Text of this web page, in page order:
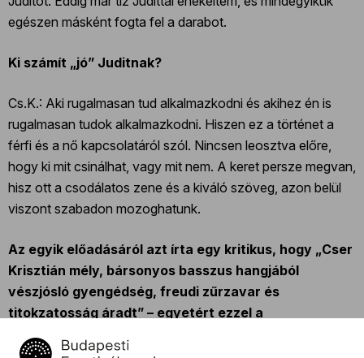
egészen másként fogta fel a darabot.
Ki számít „jó” Juditnak?
Cs.K.: Aki rugalmasan tud alkalmazkodni és akihez én is
rugalmasan tudok alkalmazkodni. Hiszen ez a történet a
férfi és a nő kapcsolatáról szól. Nincsen leosztva előre,
hogy ki mit csinálhat, vagy mit nem. A keret persze megvan,
hisz ott a csodálatos zene és a kiváló szöveg, azon belül
viszont szabadon mozoghatunk.
Az egyik előadásáról azt írta egy kritikus, hogy „Cser
Krisztián mély, bársonyos basszus hangjából
vészjósló gyengédség, freudi zűrzavar és
titokzatosság áradt” – egyetért ezzel a